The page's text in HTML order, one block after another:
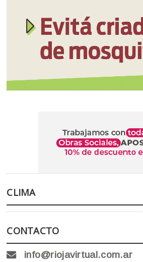
CLIMA
CONTACTO
info@riojavirtual.com.ar